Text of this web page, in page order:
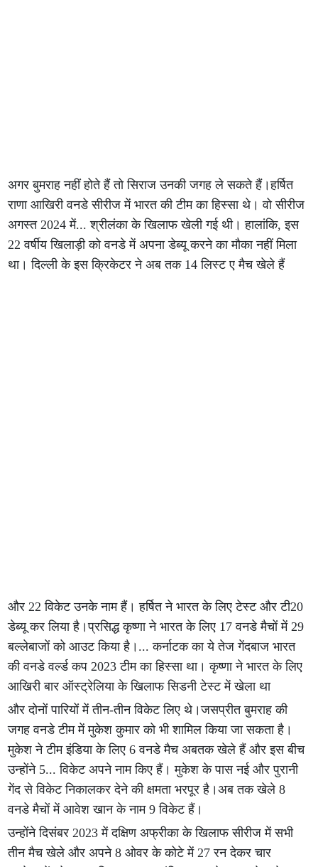
अगर बुमराह नहीं होते हैं तो सिराज उनकी जगह ले सकते हैं।हर्षित
राणा आखिरी वनडे सीरीज में भारत की टीम का हिस्सा थे। वो सीरीज
अगस्त 2024 में... श्रीलंका के खिलाफ खेली गई थी। हालांकि, इस
22 वर्षीय खिलाड़ी को वनडे में अपना डेब्यू करने का मौका नहीं मिला
था। दिल्ली के इस क्रिकेटर ने अब तक 14 लिस्ट ए मैच खेले हैं
और 22 विकेट उनके नाम हैं। हर्षित ने भारत के लिए टेस्ट और टी20
डेब्यू कर लिया है।प्रसिद्ध कृष्णा ने भारत के लिए 17 वनडे मैचों में 29
बल्लेबाजों को आउट किया है।... कर्नाटक का ये तेज गेंदबाज भारत
की वनडे वर्ल्ड कप 2023 टीम का हिस्सा था। कृष्णा ने भारत के लिए
आखिरी बार ऑस्ट्रेलिया के खिलाफ सिडनी टेस्ट में खेला था
और दोनों पारियों में तीन-तीन विकेट लिए थे।जसप्रीत बुमराह की
जगह वनडे टीम में मुकेश कुमार को भी शामिल किया जा सकता है।
मुकेश ने टीम इंडिया के लिए 6 वनडे मैच अबतक खेले हैं और इस बीच
उन्होंने 5... विकेट अपने नाम किए हैं। मुकेश के पास नई और पुरानी
गेंद से विकेट निकालकर देने की क्षमता भरपूर है।अब तक खेले 8
वनडे मैचों में आवेश खान के नाम 9 विकेट हैं।
उन्होंने दिसंबर 2023 में दक्षिण अफ्रीका के खिलाफ सीरीज में सभी
तीन मैच खेले और अपने 8 ओवर के कोटे में 27 रन देकर चार